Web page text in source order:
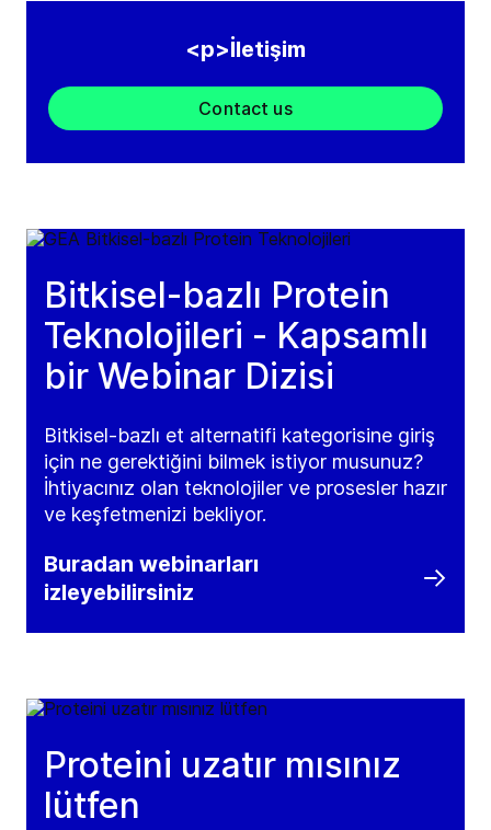
<p>İletişim
Contact us
Bitkisel-bazlı Protein
Teknolojileri - Kapsamlı
bir Webinar Dizisi
Bitkisel-bazlı et alternatifi kategorisine giriş
için ne gerektiğini bilmek istiyor musunuz?
İhtiyacınız olan teknolojiler ve prosesler hazır
ve keşfetmenizi bekliyor.
Buradan webinarları
izleyebilirsiniz
Proteini uzatır mısınız
lütfen